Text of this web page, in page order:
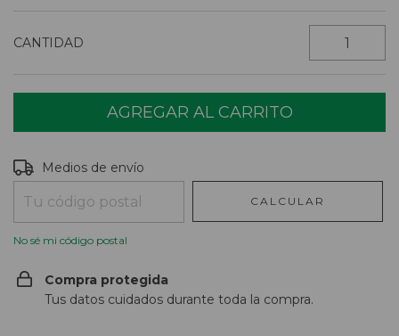
CANTIDAD
Entregas para el CP:
Medios de envío
CALCULAR
No sé mi código postal
Compra protegida
Tus datos cuidados durante toda la compra.